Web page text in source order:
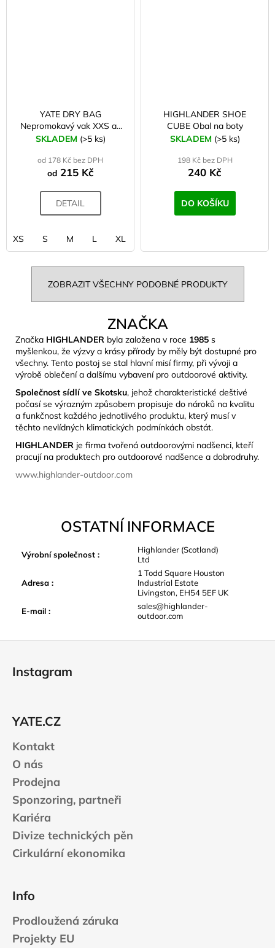
YATE DRY BAG
Nepromokavý vak XXS až
XXL
SKLADEM (>5 ks)
od 178 Kč bez DPH
od215 Kč
DETAIL
XS S M L XL
HIGHLANDER SHOE
CUBE Obal na boty
SKLADEM (>5 ks)
198 Kč bez DPH
240 Kč
DO KOŠÍKU
ZOBRAZIT VŠECHNY PODOBNÉ PRODUKTY
ZNAČKA
Značka HIGHLANDER byla založena v roce 1985 s
myšlenkou, že výzvy a krásy přírody by měly být dostupné pro
všechny. Tento postoj se stal hlavní misí firmy, při vývoji a
výrobě oblečení a dalšímu vybavení pro outdoorové aktivity.
Společnost sídlí ve Skotsku, jehož charakteristické deštivé
počasí se výrazným způsobem propisuje do nároků na kvalitu
a funkčnost každého jednotlivého produktu, který musí v
těchto nevlídných klimatických podmínkách obstát.
HIGHLANDER je firma tvořená outdoorovými nadšenci, kteří
pracují na produktech pro outdoorové nadšence a dobrodruhy.
www.highlander-outdoor.com
OSTATNÍ INFORMACE
Výrobní společnost :
Highlander (Scotland)
Ltd
Adresa :
1 Todd Square Houston
Industrial Estate
Livingston, EH54 5EF UK
E-mail :
sales@highlander-
outdoor.com
Instagram
YATE.CZ
Kontakt
O nás
Prodejna
Sponzoring, partneři
Kariéra
Divize technických pěn
Cirkulární ekonomika
Info
Prodloužená záruka
Projekty EU